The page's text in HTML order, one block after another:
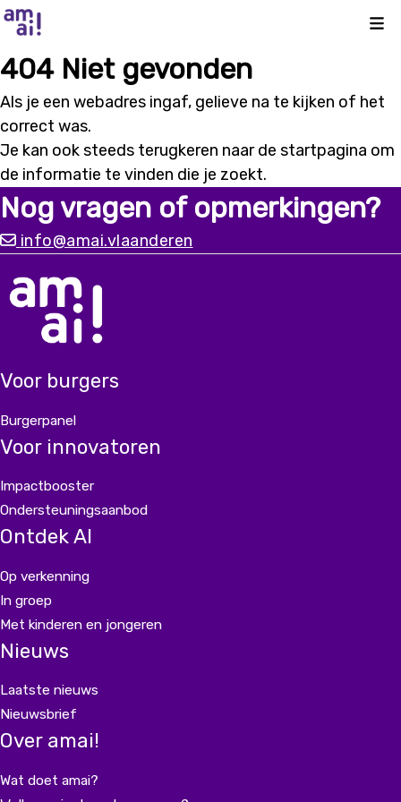
404 Niet gevonden
Als je een webadres ingaf, gelieve na te kijken of het
correct was.
Je kan ook steeds terugkeren naar de startpagina om
de informatie te vinden die je zoekt.
Nog vragen of opmerkingen?
info@amai.vlaanderen
Voor burgers
Burgerpanel
Voor innovatoren
Impactbooster
Ondersteuningsaanbod
Ontdek AI
Op verkenning
In groep
Met kinderen en jongeren
Nieuws
Laatste nieuws
Nieuwsbrief
Over amai!
Wat doet amai?